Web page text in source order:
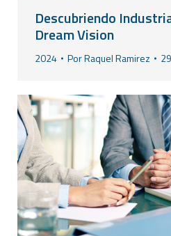
Descubriendo
Dream Vision
2024 PorRaquel Ramirez